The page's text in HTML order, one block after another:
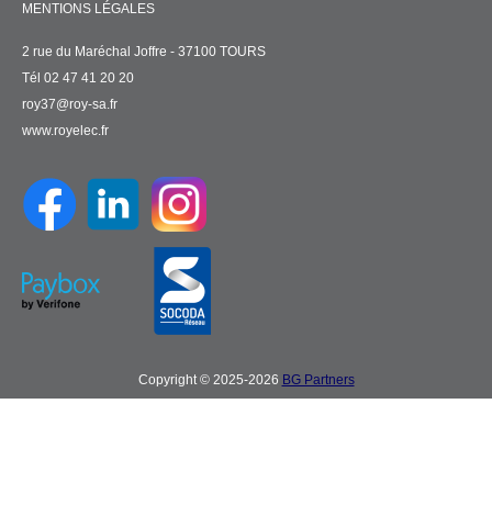
MENTIONS LÉGALES
2 rue du Maréchal Joffre - 37100 TOURS
Tél 02 47 41 20 20
roy37@roy-sa.fr
www.royelec.fr
Copyright © 2025-2026 BG Partners